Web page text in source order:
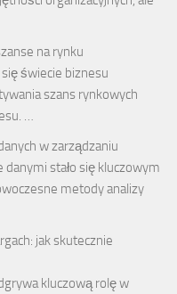
na rynku
świecie biznesu
szans rynkowych
…
w zarządzaniu
stało się kluczowym
metody analizy
jak skutecznie
kluczową rolę w